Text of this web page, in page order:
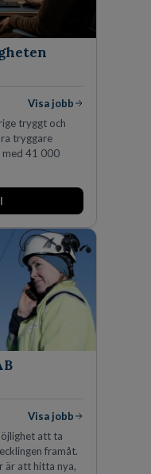
Visa jobb
tryggt och
tryggare
med 41 000
Visa jobb
att ta
framåt.
är att hitta nya,